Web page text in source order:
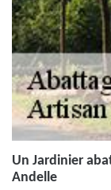
Un Jardinier
Andelle